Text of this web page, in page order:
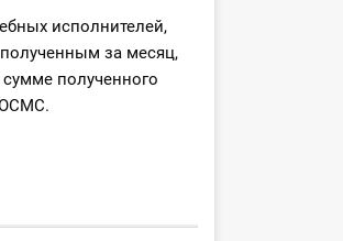
исполнителей,
за месяц,
полученного
ОСМС.